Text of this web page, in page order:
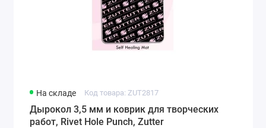
На складе Код товара: ZUT2817
Дырокол 3,5 мм и коврик для творческих
работ, Rivet Hole Punch, Zutter